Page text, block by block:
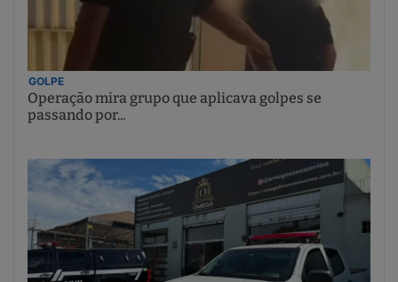
GOLPE
Operação mira grupo que aplicava golpes se
passando por...